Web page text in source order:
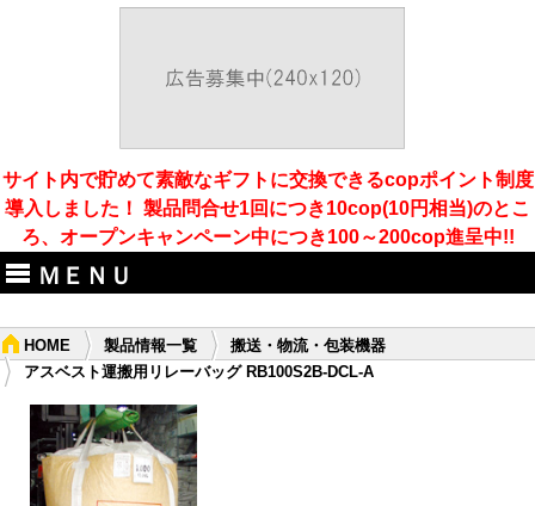
サイト内で貯めて素敵なギフトに交換できるcopポイント制度
導入しました！ 製品問合せ1回につき10cop(10円相当)のとこ
ろ、オープンキャンペーン中につき100～200cop進呈中!!
ＭＥＮＵ
HOME 製品情報一覧
搬送・物流・包装機器
アスベスト運搬用リレーバッグ RB100S2B-DCL-A